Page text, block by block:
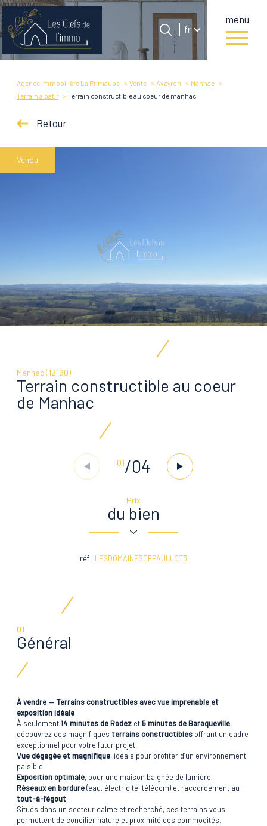
menu
Langue
fr
Accueil
Langue
Agence immobilière La Primaube Vente Aveyron
Manhac
Terrain a batir
Terrain constructible au coeur de manhac
Retour
Vendu
Manhac (12160)
Terrain constructible au coeur
de Manhac
01/04
Prix
du bien
réf : LESDOMAINESDEPAULLOT3
01
Général
À vendre — Terrains constructibles avec vue imprenable et
exposition idéale
À seulement14 minutes de Rodez et5 minutes de Baraqueville,
découvrez ces magnifiques terrains constructibles offrant un cadre
exceptionnel pour votre futur projet.
Vue dégagée et magnifique, idéale pour profiter d’un environnement
paisible.
Exposition optimale, pour une maison baignée de lumière.
Réseaux en bordure(eau, électricité, télécom) et raccordement au
tout-à-l’égout.
Situés dans un secteur calme et recherché, ces terrains vous
permettent de concilier nature et proximité des commodités.